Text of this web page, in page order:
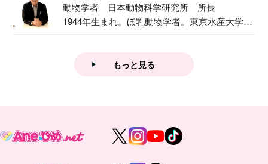
動物学者 日本動物科学研究所 所長
1944年生まれ。ほ乳動物学者。東京水産大学卒
もっと見る